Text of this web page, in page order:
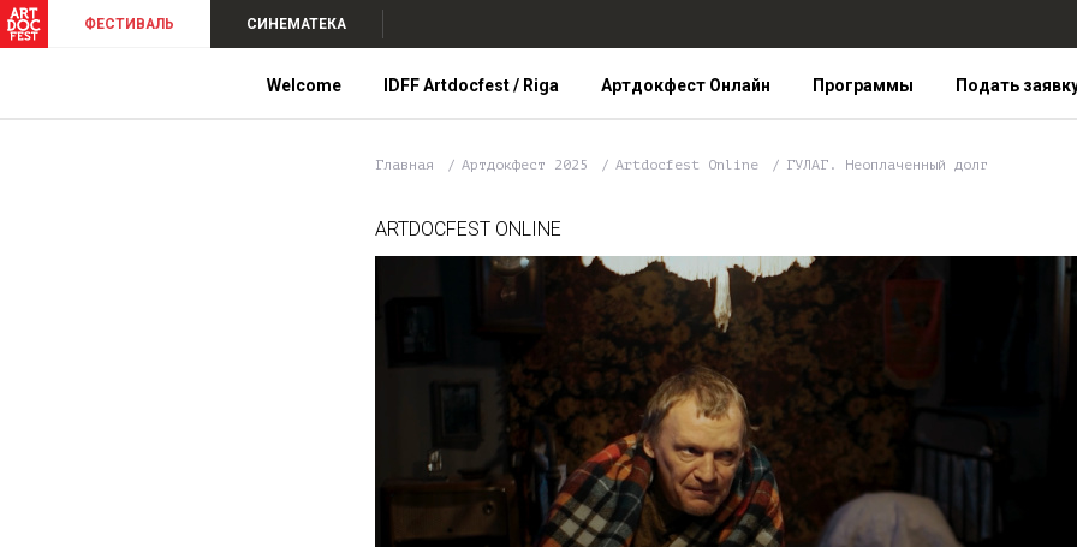
ФЕСТИВАЛЬ СИНЕМАТЕКА
Welcome IDFF Artdocfest / Riga Артдокфест Онлайн Программы Подать
Главная Артдокфест 2025 Artdocfest Online ГУЛАГ. Неоплаченный долг
ARTDOCFEST ONLINE